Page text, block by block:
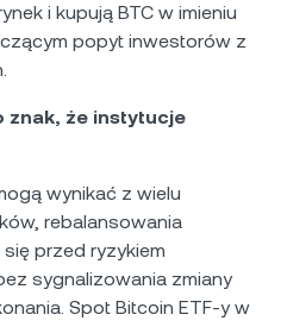
i kupują BTC w imieniu
popyt inwestorów z
znak, że instytucje
wynikać z wielu
rebalansowania
przed ryzykiem
sygnalizowania zmiany
Spot Bitcoin ETF-y w